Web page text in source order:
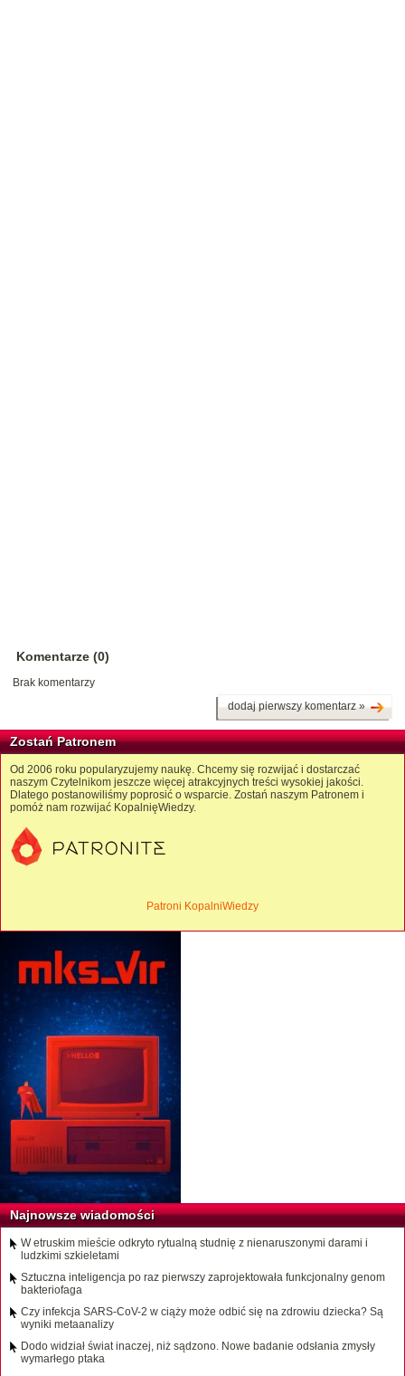
Komentarze (0)
Brak komentarzy
dodaj pierwszy komentarz »
Zostań Patronem
Od 2006 roku popularyzujemy naukę. Chcemy się rozwijać i dostarczać
naszym Czytelnikom jeszcze więcej atrakcyjnych treści wysokiej jakości.
Dlatego postanowiliśmy poprosić o wsparcie. Zostań naszym Patronem i
pomóż nam rozwijać KopalnięWiedzy.
Patroni KopalniWiedzy
Najnowsze wiadomości
W etruskim mieście odkryto rytualną studnię z nienaruszonymi darami i
ludzkimi szkieletami
Sztuczna inteligencja po raz pierwszy zaprojektowała funkcjonalny genom
bakteriofaga
Czy infekcja SARS-CoV-2 w ciąży może odbić się na zdrowiu dziecka? Są
wyniki metaanalizy
Dodo widział świat inaczej, niż sądzono. Nowe badanie odsłania zmysły
wymarłego ptaka